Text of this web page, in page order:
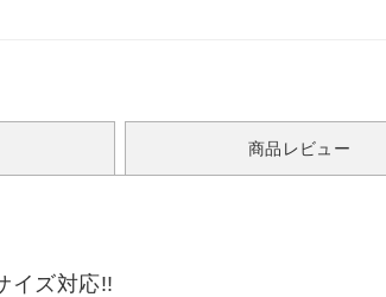
商品レビュー
イズ対応!!